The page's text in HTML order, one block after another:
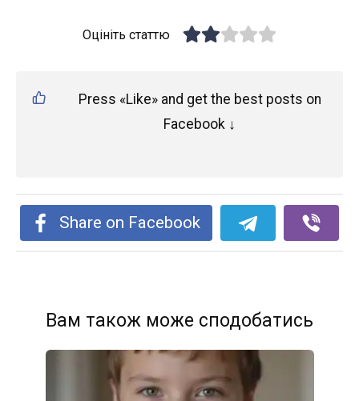
Оцініть статтю
Press «Like» and get the best posts on
Facebook ↓
Share on Facebook
Вам також може сподобатись